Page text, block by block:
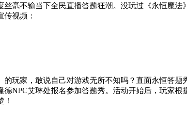
丝毫不输当下全民直播答题狂潮。没玩过《永恒魔法
传视频：
玩家，敢说自己对游戏无所不知吗？直面永恒答题
德NPC艾琳处报名参加答题秀。活动开始后，玩家